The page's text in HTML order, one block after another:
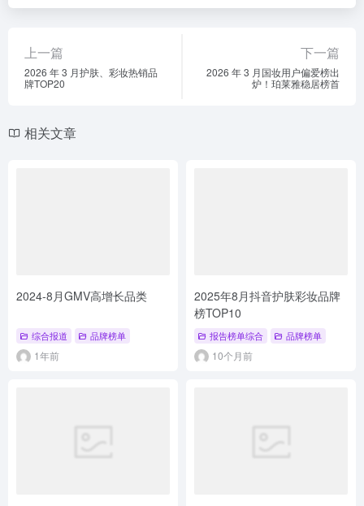
上一篇
2026 年 3 月护肤、彩妆热销品
牌TOP20
下一篇
2026 年 3 月国妆用户偏爱榜出
炉！珀莱雅稳居榜首
相关文章
2024-8月GMV高增长品类
综合报道 品牌榜单
1年前
2025年8月抖音护肤彩妆品牌
榜TOP10
报告榜单综合 品牌榜单
10个月前